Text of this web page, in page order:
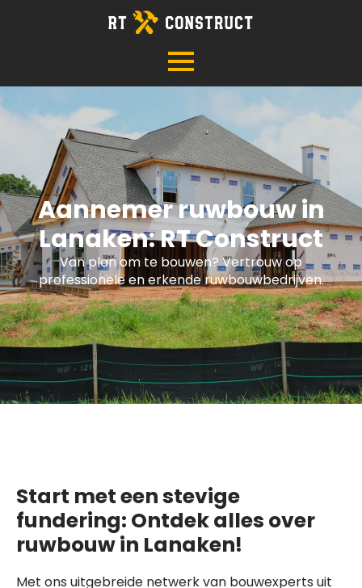
Aannemer ruwbouw in
Lanaken: RT Construct
Van plan om te bouwen? Vertrouw op
professionele en erkende ruwbouwbedrijven.
Start met een stevige
fundering: Ontdek alles over
ruwbouw in Lanaken!
Met ons uitgebreide netwerk van bouwexperts uit